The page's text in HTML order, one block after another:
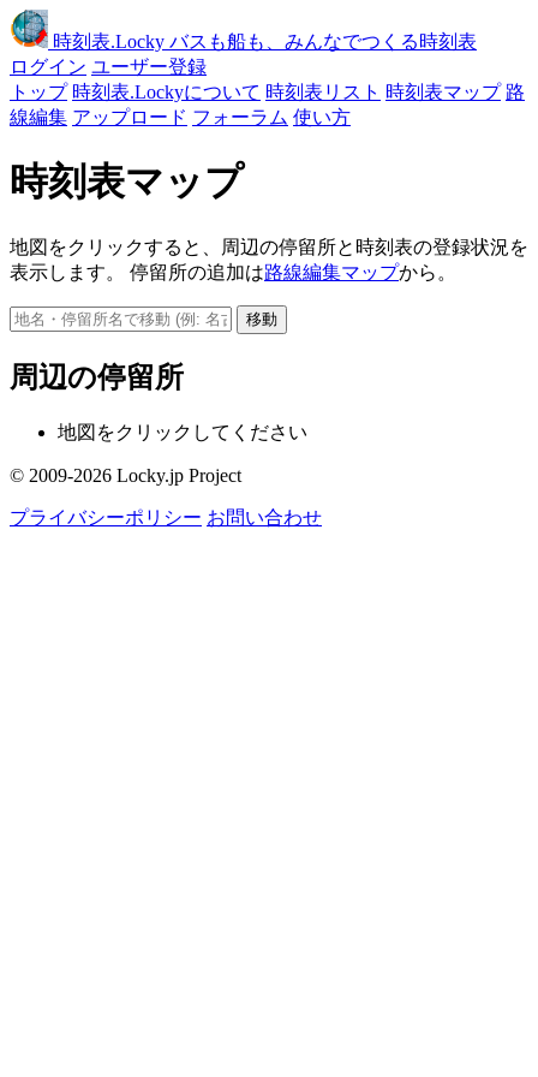
時刻表.Locky バスも船も、みんなでつくる時刻表
ログイン ユーザー登録
トップ 時刻表.Lockyについて 時刻表リスト 時刻表マップ 路
線編集 アップロード フォーラム 使い方
時刻表マップ
地図をクリックすると、周辺の停留所と時刻表の登録状況を
表示します。 停留所の追加は路線編集マップから。
移動
周辺の停留所
地図をクリックしてください
© 2009-2026 Locky.jp Project
プライバシーポリシー お問い合わせ